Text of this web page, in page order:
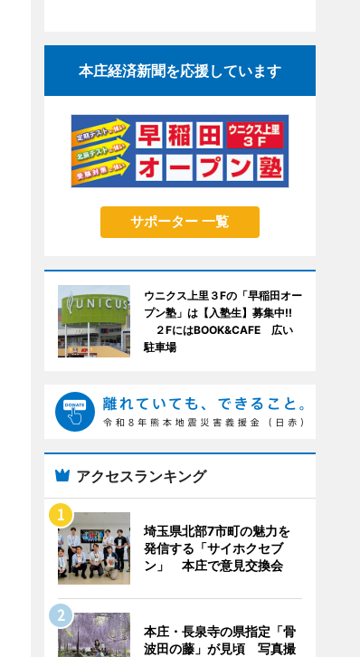
本庄経済新聞を応援しています
サポーター 一覧
ウニクス上里３Fの「早稲田オー
プン塾」は【入塾生】募集中!!
２FにはBOOK&CAFE 広い
駐車場
アクセスランキング
埼玉県北部7市町の魅力を
発信する「サイホクセブ
ン」 本庄で意見交換会
本庄・長泉寺の県指定「骨
波田の藤」が見頃 写真撮